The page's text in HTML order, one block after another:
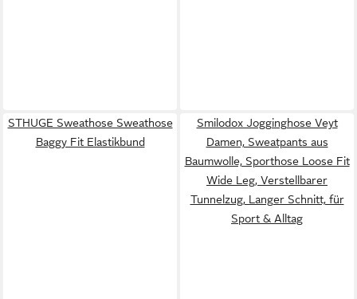
STHUGE Sweathose Sweathose
Baggy Fit Elastikbund
Smilodox Jogginghose Veyt
Damen, Sweatpants aus
Baumwolle, Sporthose Loose Fit
Wide Leg, Verstellbarer
Tunnelzug, Langer Schnitt, für
Sport & Alltag